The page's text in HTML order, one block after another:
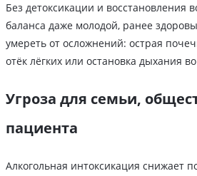
Без детоксикации и восстановления
баланса даже молодой, ранее
умереть от осложнений: острая
отёк лёгких или остановка дыхания
Угроза для семьи,
пациента
Алкогольная интоксикация снижает